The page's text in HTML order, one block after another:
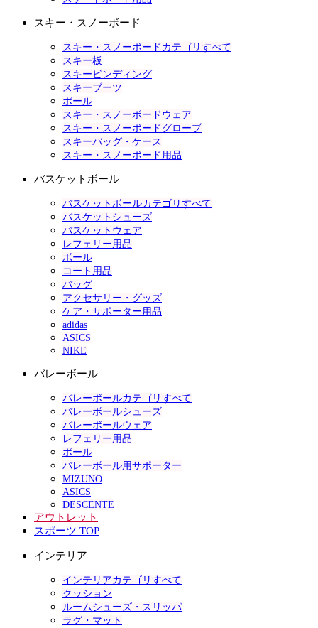
スキー・スノーボード
スキー・スノーボードカテゴリすべて
スキー板
スキービンディング
スキーブーツ
ポール
スキー・スノーボードウェア
スキー・スノーボードグローブ
スキーバッグ・ケース
スキー・スノーボード用品
バスケットボール
バスケットボールカテゴリすべて
バスケットシューズ
バスケットウェア
レフェリー用品
ボール
コート用品
バッグ
アクセサリー・グッズ
ケア・サポーター用品
adidas
ASICS
NIKE
バレーボール
バレーボールカテゴリすべて
バレーボールシューズ
バレーボールウェア
レフェリー用品
ボール
バレーボール用サポーター
MIZUNO
ASICS
DESCENTE
アウトレット
スポーツ TOP
インテリア
インテリアカテゴリすべて
クッション
ルームシューズ・スリッパ
ラグ・マット